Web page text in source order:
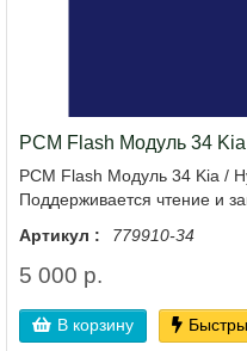
PCM Flash Модуль 34
PCM Flash Модуль 34 Kia /
Поддерживается чтение и
Артикул :
779910-34
5 000 р.
В корзину